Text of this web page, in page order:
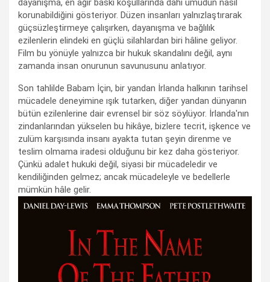
dayanışma, en ağır baskı koşullarında dahi umudun nasıl
korunabildiğini gösteriyor. Düzen insanları yalnızlaştırarak
güçsüzleştirmeye çalışırken, dayanışma ve bağlılık
ezilenlerin elindeki en güçlü silahlardan biri hâline geliyor.
Film bu yönüyle yalnızca bir hukuk skandalını değil, aynı
zamanda insan onurunun savunusunu anlatıyor.
Son tahlilde Babam İçin, bir yandan İrlanda halkının tarihsel
mücadele deneyimine ışık tutarken, diğer yandan dünyanın
bütün ezilenlerine dair evrensel bir söz söylüyor. İrlanda'nın
zindanlarından yükselen bu hikâye, bizlere tecrit, işkence ve
zulüm karşısında insanı ayakta tutan şeyin direnme ve
teslim olmama iradesi olduğunu bir kez daha gösteriyor.
Çünkü adalet hukuki değil, siyasi bir mücadeledir ve
kendiliğinden gelmez; ancak mücadeleyle ve bedellerle
mümkün hâle gelir.